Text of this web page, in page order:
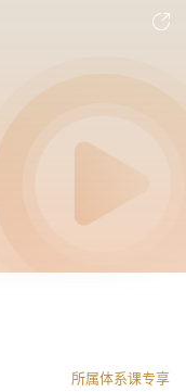
所属体系课专享